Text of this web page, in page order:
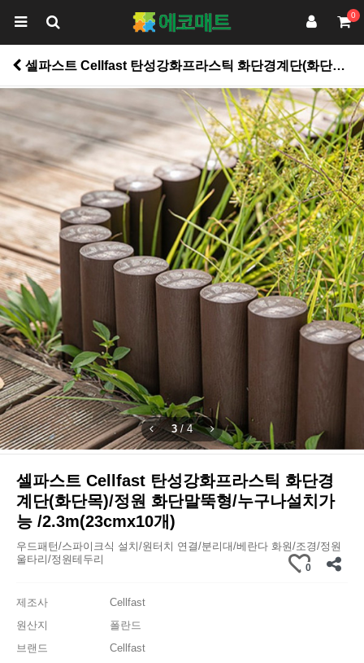
0
셀파스트 Cellfast 탄성강화프라스틱 화단경계단(화단목)/정원 화단말뚝형/누구나설치가능 /2.3m(23cmx10개) > 놀이시설
4 / 4
셀파스트 Cellfast 탄성강화프라스틱 화단경
계단(화단목)/정원 화단말뚝형/누구나설치가
능 /2.3m(23cmx10개)
우드패턴/스파이크식 설치/원터치 연결/분리대/베란다 화원/조경/정원
울타리/정원테두리
0
제조사
Cellfast
원산지
폴란드
브랜드
Cellfast